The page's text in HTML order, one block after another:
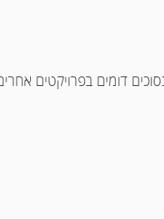
דומים בפרויקטים